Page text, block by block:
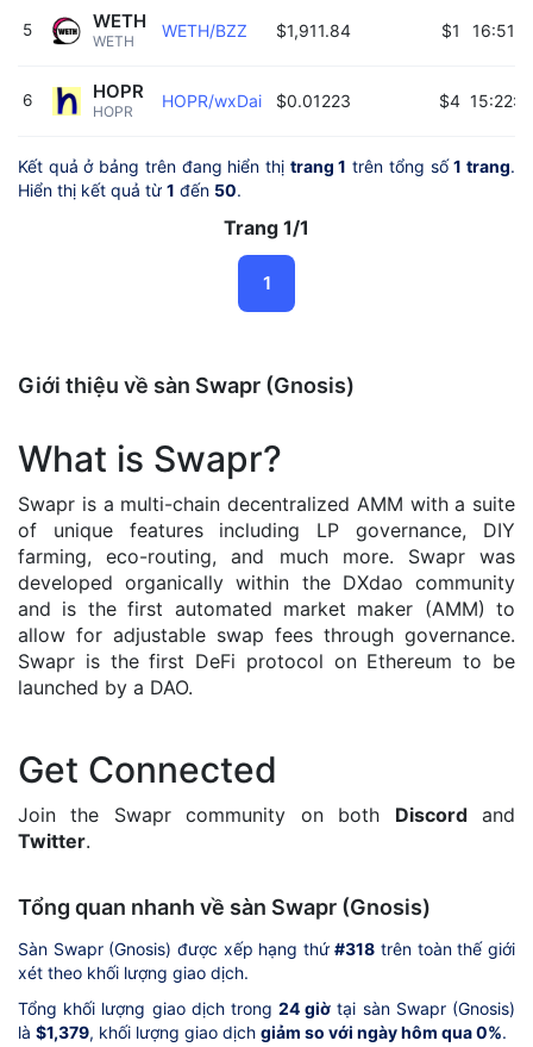
5
WETH
WETH WETH/BZZ $1,911.84 $1
6
HOPR
HOPR HOPR/wxDai $0.01223 $4
Kết quả ở bảng trên đang hiển thị trang 1 trên tổng số1 trang.
Hiển thị kết quả từ 1 đến 50.
Trang 1/1
1
Giới thiệu về sàn Swapr (Gnosis)
What is Swapr?
Swapr is a multi-chain decentralized AMM with a suite
of unique features including LP governance, DIY
farming, eco-routing, and much more. Swapr was
developed organically within the DXdao community
and is the first automated market maker (AMM) to
allow for adjustable swap fees through governance.
Swapr is the first DeFi protocol on Ethereum to be
launched by a DAO.
Get Connected
Join the Swapr community on both Discordand
Twitter.
Tổng quan nhanh về sàn Swapr (Gnosis)
Sàn Swapr (Gnosis) được xếp hạng thứ#318 trên toàn thế giới
xét theo khối lượng giao dịch.
Tổng khối lượng giao dịch trong24 giờ tại sàn Swapr (Gnosis)
là $1,379, khối lượng giao dịch giảm so với ngày hôm qua 0%.